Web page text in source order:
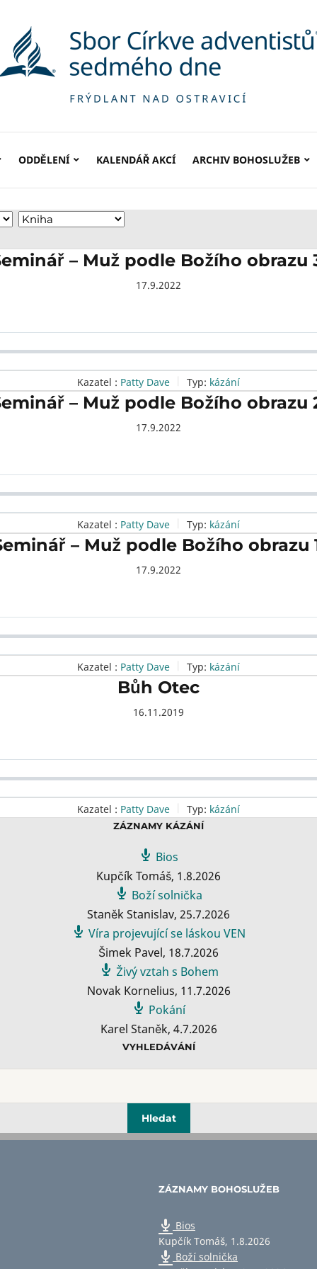
ODDĚLENÍ KALENDÁŘ AKCÍ ARCHIV BOHOSLUŽEB
– Muž podle Božího obrazu
17.9.2022
Kazatel : Patty Dave Typ: kázání
– Muž podle Božího obrazu
17.9.2022
Kazatel : Patty Dave Typ: kázání
– Muž podle Božího obrazu
17.9.2022
Kazatel : Patty Dave Typ: kázání
Bůh Otec
16.11.2019
Kazatel : Patty Dave Typ: kázání
ZÁZNAMY KÁZÁNÍ
Bios
Kupčík Tomáš, 1.8.2026
Boží solnička
Staněk Stanislav, 25.7.2026
Víra projevující se láskou VEN
Šimek Pavel, 18.7.2026
Živý vztah s Bohem
Novak Kornelius, 11.7.2026
Pokání
Karel Staněk, 4.7.2026
VYHLEDÁVÁNÍ
ZÁZNAMY BOHOSLUŽEB
Bios
Kupčík Tomáš, 1.8.2026
Boží solnička